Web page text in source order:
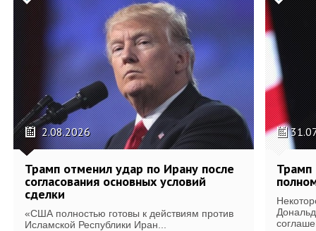
2.08.2026
Трамп отменил удар по Ирану после
согласования основных условий
сделки
«США полностью готовы к действиям против
Исламской Республики Иран...
Трамп